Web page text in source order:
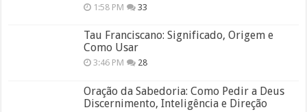
1:58 PM 33
Tau Franciscano: Significado, Origem e
Como Usar
3:46 PM 28
Oração da Sabedoria: Como Pedir a Deus
Discernimento, Inteligência e Direção